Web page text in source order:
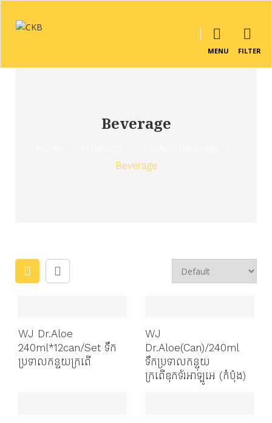
MENU FILTER
Beverage
Beverage
WJ Dr.Aloe
240ml*12can/Set ទឹក
ប្រទាលកន្ទយក្រពើ
WJ
Dr.Aloe(can)/240ml
ទឹកប្រទាលកន្ទុយ
ក្រពើឌុកទ័រអាឡូអេ (កំប៉ុង)